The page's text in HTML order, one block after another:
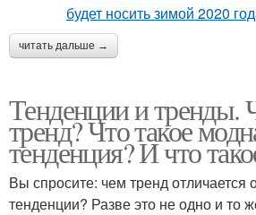
читать дальше →
Тенденции и тренды.
тренд? Что такое
тенденция? И что
Вы спросите: чем тренд отличается
тенденции? Разве это не одно и то